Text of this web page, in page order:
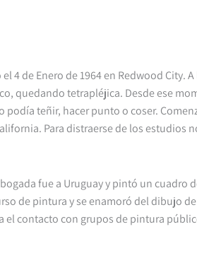
el 4 de Enero de 1964 en Redwood City.
quedando tetrapléjica. Desde ese
podía teñir, hacer punto o coser.
Para distraerse de los estudios
fue a Uruguay y pintó un cuadro
de pintura y se enamoró del dibujo
el contacto con grupos de pintura